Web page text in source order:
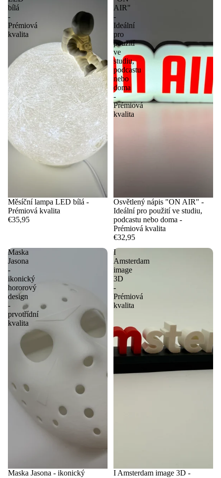
bílá
-
Prémiová
kvalita
Měsíční lampa LED bílá -
Prémiová kvalita
€35,95
AIR"
-
Ideální
pro
použití
ve
studiu,
podcastu
nebo
doma
-
Prémiová
kvalita
Osvětlený nápis "ON AIR" -
Ideální pro použití ve studiu,
podcastu nebo doma -
Prémiová kvalita
€32,95
Maska
Jasona
-
ikonický
hororový
design
-
prvotřídní
kvalita
Maska Jasona - ikonický
I
Amsterdam
image
3D
-
Prémiová
kvalita
I Amsterdam image 3D -